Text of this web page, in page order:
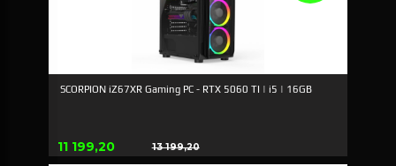
SCORPION iZ67XR Gaming PC - RTX 5060 TI | i5 | 16GB
Erbjudande
11 199,20 13 199,20
Rabatt